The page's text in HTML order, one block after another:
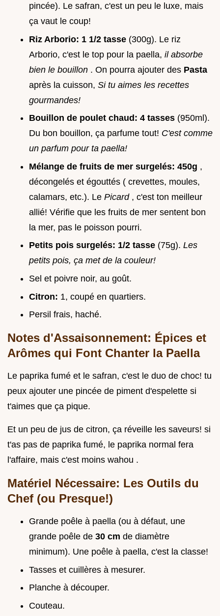
pincée). Le safran, c'est un peu le luxe, mais
ça vaut le coup!
Riz Arborio: 1 1/2 tasse (300g). Le riz
Arborio, c'est le top pour la paella, il absorbe
bien le bouillon . On pourra ajouter des Pasta
après la cuisson, Si tu aimes les recettes
gourmandes!
Bouillon de poulet chaud: 4 tasses (950ml).
Du bon bouillon, ça parfume tout! C'est comme
un parfum pour ta paella!
Mélange de fruits de mer surgelés: 450g ,
décongelés et égouttés ( crevettes, moules,
calamars, etc.). Le Picard , c'est ton meilleur
allié! Vérifie que les fruits de mer sentent bon
la mer, pas le poisson pourri.
Petits pois surgelés: 1/2 tasse (75g). Les
petits pois, ça met de la couleur!
Sel et poivre noir, au goût.
Citron: 1, coupé en quartiers.
Persil frais, haché.
Notes d'Assaisonnement: Épices et
Arômes qui Font Chanter la Paella
Le paprika fumé et le safran, c'est le duo de choc! tu
peux ajouter une pincée de piment d'espelette si
t'aimes que ça pique.
Et un peu de jus de citron, ça réveille les saveurs! si
t'as pas de paprika fumé, le paprika normal fera
l'affaire, mais c'est moins wahou .
Matériel Nécessaire: Les Outils du
Chef (ou Presque!)
Grande poêle à paella (ou à défaut, une
grande poêle de 30 cm de diamètre
minimum). Une poêle à paella, c'est la classe!
Tasses et cuillères à mesurer.
Planche à découper.
Couteau.